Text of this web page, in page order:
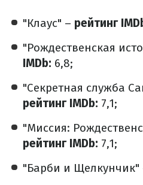
"Клаус" – рейтинг
"Рождественская
IMDb: 6,8;
"Секретная служба
рейтинг IMDb: 7,1;
"Миссия:
рейтинг IMDb: 7,1;
"Барби и Щелкунчик"